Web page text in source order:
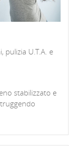
pulizia U.T.A. e
stabilizzato e